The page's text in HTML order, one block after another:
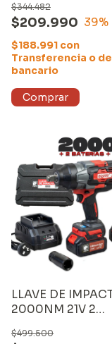
EQUUS (26805)
CARGADOR y
BATERÍA de
$209.990
$344.482
39%
$188.991 con
Transferencia o
bancario
LLAVE DE
2000NM 21V 2
$499.500